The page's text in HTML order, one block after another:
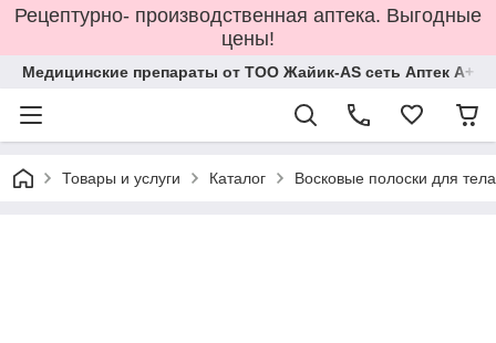
Рецептурно- производственная аптека. Выгодные
цены!
Медицинские препараты от ТОО Жайик-AS сеть Аптек А+
Товары и услуги Каталог Восковые полоски для